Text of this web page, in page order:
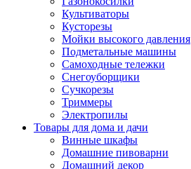
Культиваторы
Кусторезы
Мойки высокого давления
Подметальные машины
Самоходные тележки
Снегоуборщики
Сучкорезы
Триммеры
Электропилы
Товары для дома и дачи
Винные шкафы
Домашние пивоварни
Домашний декор